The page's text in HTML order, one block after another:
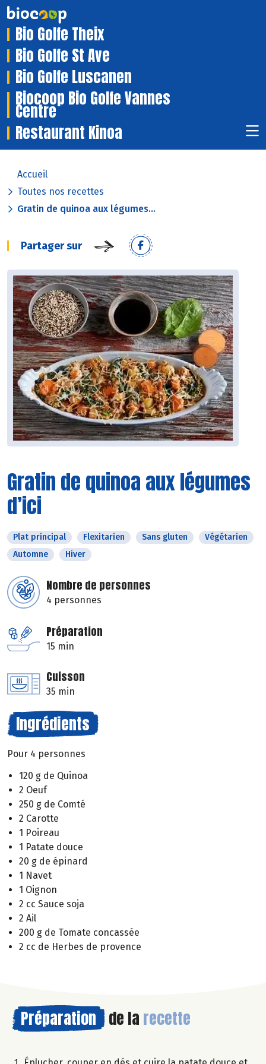
Bio Golfe Theix
Bio Golfe St Ave
Bio Golfe Luscanen
Biocoop Bio Golfe Vannes
Centre
Restaurant Kinoa
Accueil
Toutes nos recettes
Gratin de quinoa aux légumes...
Partager sur
Gratin de quinoa aux légumes
d’ici
Plat principal Flexitarien Sans gluten
Végétarien
Automne
Hiver
Nombre de personnes
4 personnes
Préparation
15 min
Cuisson
35 min
Ingrédients
Pour 4 personnes
120 g de Quinoa
2 Oeuf
250 g de Comté
2 Carotte
1 Poireau
1 Patate douce
20 g de épinard
1 Navet
1 Oignon
2 cc Sauce soja
2 Ail
200 g de Tomate concassée
2 cc de Herbes de provence
Préparation de la recette